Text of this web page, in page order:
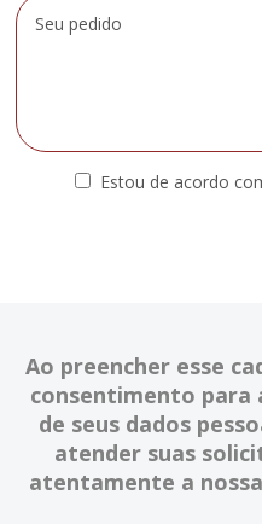
Estou de acordo
Ao preencher esse
consentimento
de seus dados
atender suas
atentamente a